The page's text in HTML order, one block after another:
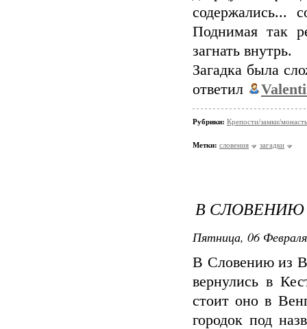
содержались...
Поднимая так
загнать внутрь.
Загадка была
ответил
Рубрики: Крепости/замки/
Метки: словения загадки
В СЛОВЕНИЮ
Пятница, 06
В Словению из
вернулись в
стоит оно в
городок под